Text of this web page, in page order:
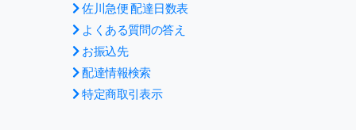
佐川急便 配達日数表
よくある質問の答え
お振込先
配達情報検索
特定商取引表示